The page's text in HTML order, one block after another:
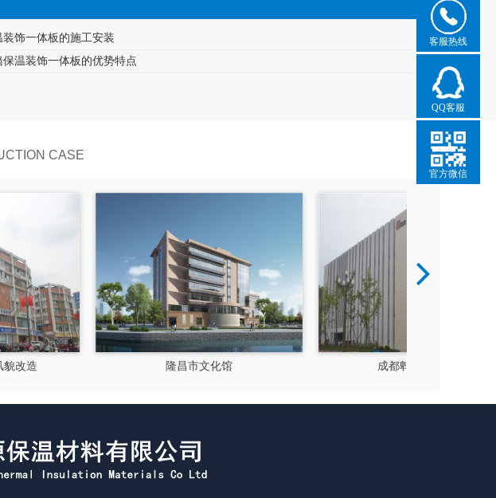
装饰一体板的施工安装
保温装饰一体板的优势特点
CASE
客服热线
QQ客服
官方微信